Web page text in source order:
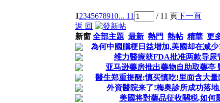
12345678910... 11 / 11 頁下一頁
返 回
新窗 全部主題 最新 熱門 熱帖 精華 更
為何中國腦梗日益增加,美國却在减
维力醫療获FDA批准两款导尿
亚马逊藥房推出藥物自助取藥亭
醫生郑重提醒:慎买慎吃!里面含大
外資醫院来了!梅奥診所成功落
美國将對藥品征收關税,如何